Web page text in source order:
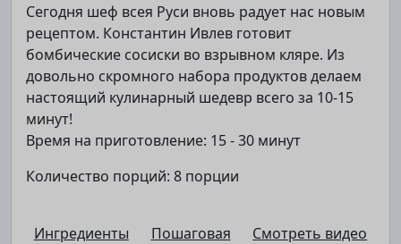
Сегодня шеф всея Руси вновь радует нас новым
рецептом. Константин Ивлев готовит
бомбические сосиски во взрывном кляре. Из
довольно скромного набора продуктов делаем
настоящий кулинарный шедевр всего за 10-15
минут!
Время на приготовление: 15 - 30 минут
Количество порций: 8 порции
Ингредиенты Пошаговая Смотреть видео